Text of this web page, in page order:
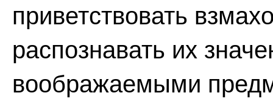
приветствовать
распознавать их
воображаемыми